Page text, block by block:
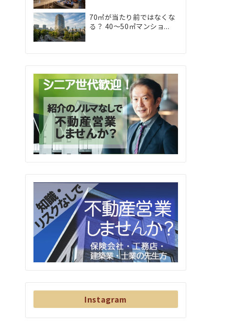
70㎡が当たり前ではなくな
る？ 40〜50㎡マンショ...
Instagram